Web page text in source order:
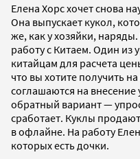
Елена Хорс хочет снова
Она выпускает кукол,
же, как у хозяйки,
работу с Китаем. Один из
китайцам для расчета
что вы хотите получить
соглашаются на внесение
обратный вариант —
сработает. Куклы
в офлайне. На работу
которых есть дочки.